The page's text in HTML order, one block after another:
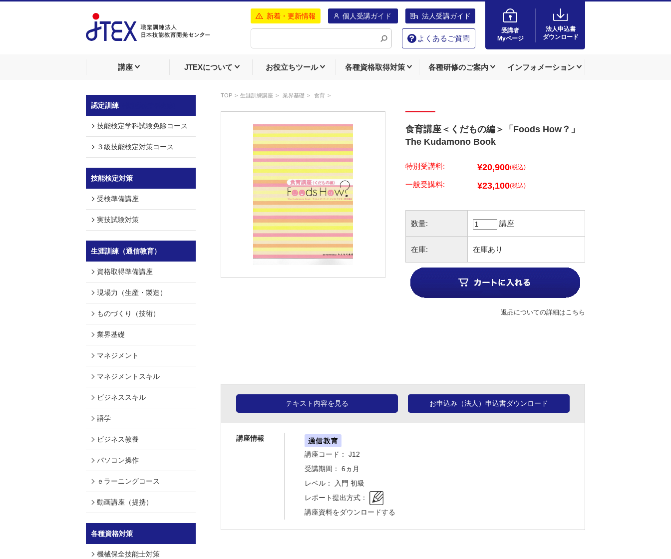
新着・更新情報 個人受講ガイド 法人受講ガイド
よくあるご質問
受講者
Myページ
法人申込書
ダウンロード
講座 JTEXについて お役立ちツール 各種資格取得対策 各種研修のご案内 インフォメーション
TOP 生涯訓練講座 業界基礎 食育
食育講座＜くだもの編＞「Foods How？」
The Kudamono Book
特別受講料: ¥20,900(税込)
¥23,100(税込)
数量: 講座
在庫: 在庫あり
返品についての詳細はこちら
テキスト内容を見る お申込み（法人）申込書ダウンロード
講座情報
講座コード： J12
受講期間： 6ヵ月
レベル： 入門 初級
レポート提出方式：
講座資料をダウンロードする
認定訓練
技能検定学科試験免除コース
３級技能検定対策コース
技能検定対策
受検準備講座
実技試験対策
生涯訓練（通信教育）
資格取得準備講座
現場力（生産・製造）
ものづくり（技術）
業界基礎
マネジメント
マネジメントスキル
ビジネススキル
語学
ビジネス教養
パソコン操作
ｅラーニングコース
動画講座（提携）
各種資格対策
機械保全技能士対策